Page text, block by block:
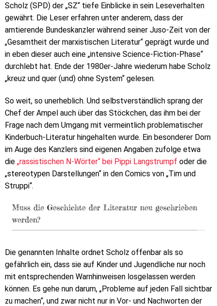
Scholz (SPD) der „SZ“ tiefe Einblicke in sein Leseverhalten
gewährt. Die Leser erfahren unter anderem, dass der
amtierende Bundeskanzler während seiner Juso-Zeit von der
„Gesamtheit der marxistischen Literatur“ geprägt wurde und
in eben dieser auch eine „intensive Science-Fiction-Phase“
durchlebt hat. Ende der 1980er-Jahre wiederum habe Scholz
„kreuz und quer (und) ohne System“ gelesen.
So weit, so unerheblich. Und selbstverständlich sprang der
Chef der Ampel auch über das Stöckchen, das ihm bei der
Frage nach dem Umgang mit vermeintlich problematischer
Kinderbuch-Literatur hingehalten wurde. Ein besonderer Dorn
im Auge des Kanzlers sind eigenen Angaben zufolge etwa
die „rassistischen N-Wörter“ bei Pippi Langstrumpf oder die
„stereotypen Darstellungen“ in den Comics von „Tim und
Struppi“.
Muss die Geschichte der Literatur neu geschrieben
werden?
Die genannten Inhalte ordnet Scholz offenbar als so
gefährlich ein, dass sie auf Kinder und Jugendliche nur noch
mit entsprechenden Warnhinweisen losgelassen werden
können. Es gehe nun darum, „Probleme auf jeden Fall sichtbar
zu machen“, und zwar nicht nur in Vor- und Nachworten der